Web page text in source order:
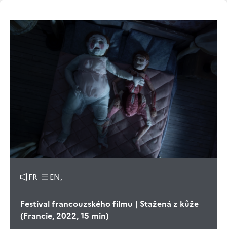
FR EN,
Festival francouzského filmu | Stažená z kůže
(Francie, 2022, 15 min)